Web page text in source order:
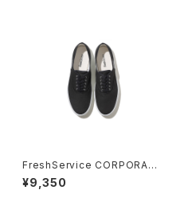
FreshService CORPORATE
DECK SHOES
¥9,350